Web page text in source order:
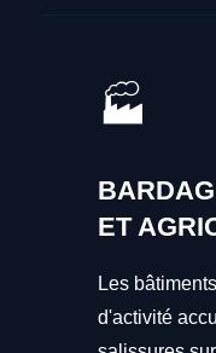
🏭
ET
Les
d'activité